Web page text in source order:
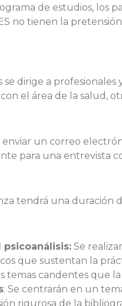
de estudios, los
no tienen la
se dirige a
el área de la salud,
un correo
para una entrevista
tendrá una duración
psicoanálisis: Se
que sustentan la
temas candentes que
: Se centrarán en un
rigurosa de la